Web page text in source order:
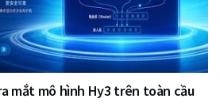
mắt mô hình Hy3 trên toàn cầu